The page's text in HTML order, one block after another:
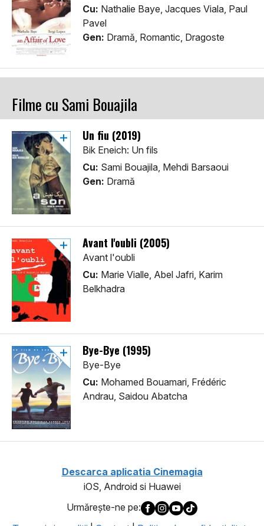
Cu: Nathalie Baye, Jacques Viala, Paul
Pavel
Gen: Dramă, Romantic, Dragoste
Filme cu Sami Bouajila
Un fiu (2019)
Bik Eneich: Un fils
Cu: Sami Bouajila, Mehdi Barsaoui
Gen: Dramă
Avant l'oubli (2005)
Avant l'oubli
Cu: Marie Vialle, Abel Jafri, Karim
Belkhadra
Bye-Bye (1995)
Bye-Bye
Cu: Mohamed Bouamari, Frédéric
Andrau, Saidou Abatcha
Descarca aplicatia Cinemagia
iOS, Android si Huawei
Urmăreşte-ne pe: